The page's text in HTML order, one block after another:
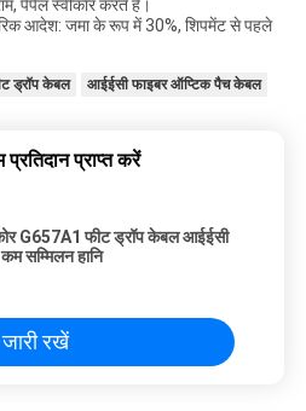
पेपैल स्वीकार करते हैं।
आदेश: जमा के रूप में 30%, शिपमेंट से पहले
ड्रॉप केबल आईईसी फाइबर ऑप्टिक पैच केबल
प्राप्त करें
G657A1 फीट ड्रॉप केबल आईईसी
सम्मिलन हानि
जारी रखें